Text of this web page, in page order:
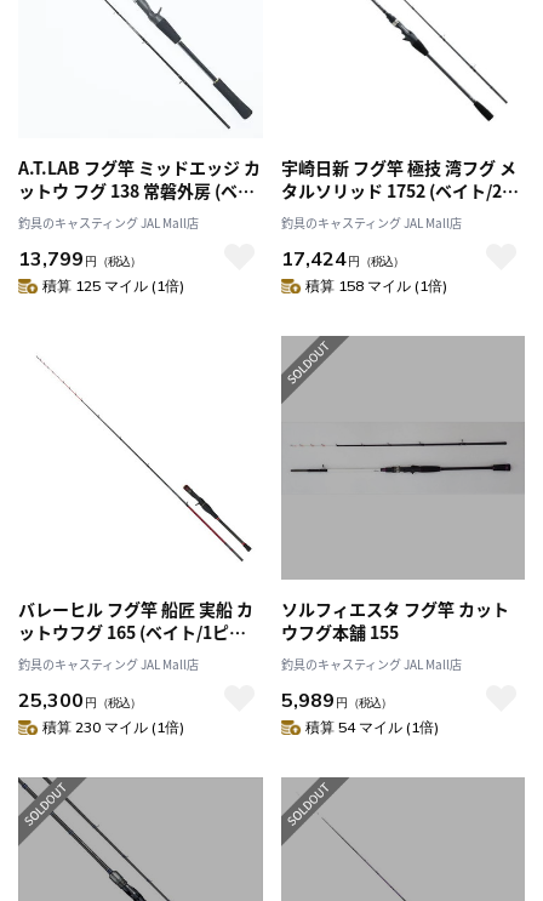
A.T.LAB フグ竿 ミッドエッジ カ
ットウ フグ 138 常磐外房 (ベイ
ト 2ピース)
釣具のキャスティング JAL Mall店
13,799 円 （税込）
積算 125 マイル (1倍)
宇崎日新 フグ竿 極技 湾フグ メ
タルソリッド 1752 (ベイト/2ピ
ース)
釣具のキャスティング JAL Mall店
17,424円 （税込）
積算 158 マイル (1倍)
バレーヒル フグ竿 船匠 実船 カ
ットウフグ 165 (ベイト/1ピー
ス/グリップジョイント)
釣具のキャスティング JAL Mall店
25,300 円 （税込）
積算 230 マイル (1倍)
ソルフィエスタ フグ竿 カット
ウフグ本舗 155
釣具のキャスティング JAL Mall店
5,989 円 （税込）
積算 54 マイル (1倍)